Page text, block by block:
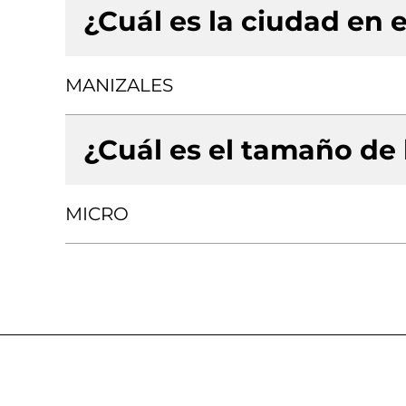
¿Cuál es la ciudad en
MANIZALES
¿Cuál es el tamaño
MICRO